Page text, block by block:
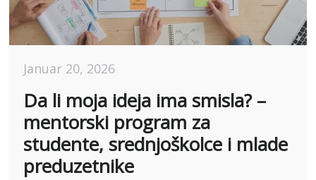
Januar 20, 2026
Da li moja ideja ima smisla? –
mentorski program za
studente, srednjoškolce i mlade
preduzetnike